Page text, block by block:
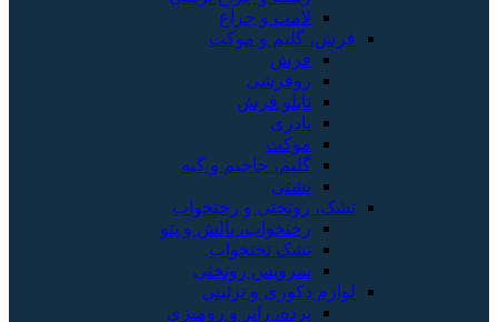
لامپ و چراغ
فرش، گلیم و موکت
فرش
روفرشی
تابلو فرش
پادری
موکت
گلیم، جاجیم و گبه
پشتی
تشک، روتختی و رختخواب
رختخواب، بالش و پتو
تشک تختخواب
سرویس روتختی
لوازم دکوری و تزئینی
پرده، رانر و رومیزی